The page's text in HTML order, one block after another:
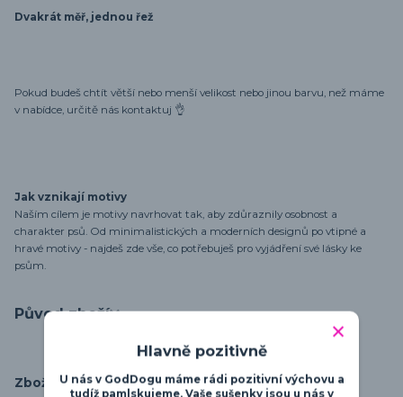
Dvakrát měř, jednou řež
Pokud budeš chtít větší nebo menší velikost nebo jinou barvu, než máme
v nabídce, určitě nás kontaktuj 👌
Jak vznikají motivy
Naším cílem je motivy navrhovat tak, aby zdůraznily osobnost a
charakter psů. Od minimalistických a moderních designů po vtipné a
hravé motivy - najdeš zde vše, co potřebuješ pro vyjádření své lásky ke
psům.
Původ zboží
Zboží zařazeno v kategoriích
Hlavně pozitivně
U nás v GodDogu máme rádi pozitivní výchovu a
tudíž pamlskujeme. Vaše sušenky jsou u nás v